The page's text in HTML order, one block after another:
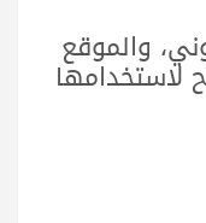
والموقع
لاستخدامها